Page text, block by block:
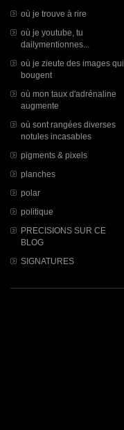
où je trouve à rire
où je youtube, tu
dailymentionnes...
où je zieute des images qui
bougent
où mon taux d'adrénaline
augmente
où sont rangées diverses
notules incasables
pigments & pixels
planches
polar
politique
PRECISIONS SUR CE
BLOG
SIGNATURES